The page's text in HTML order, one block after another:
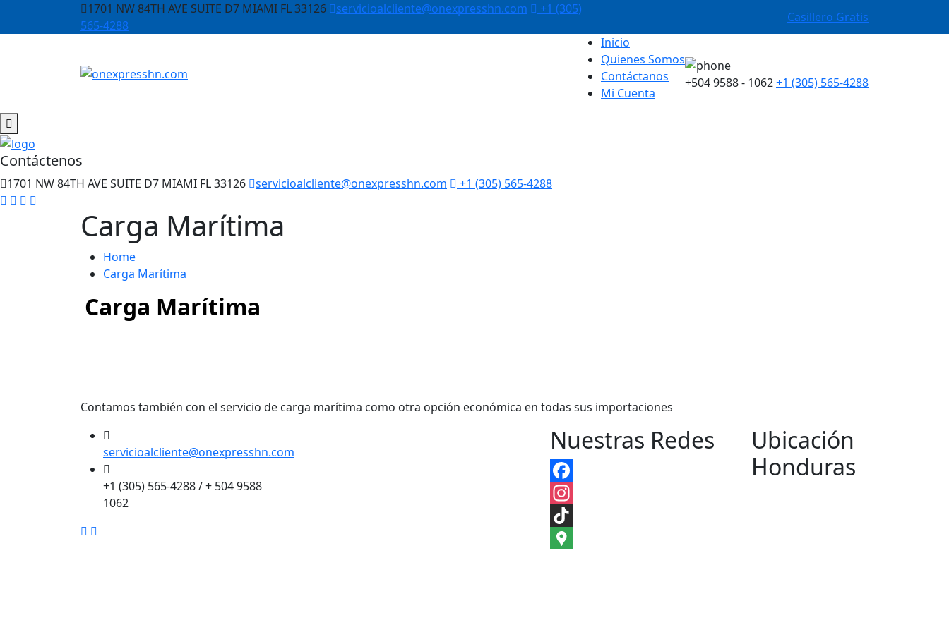
1701 NW 84TH AVE SUITE D7 MIAMI FL 33126 servicioalcliente@onexpresshn.com
+1 (305)
565-4288
Casillero Gratis
Inicio
Quienes Somos
Contáctanos
Mi Cuenta
+504 9588 - 1062+1 (305) 565-4288
Contáctenos
1701 NW 84TH AVE SUITE D7 MIAMI FL 33126 servicioalcliente@onexpresshn.com +1 (305) 565-4288
Carga Marítima
Home
Carga Marítima
Carga Marítima
Contamos también con el servicio de carga marítima como otra opción económica en todas sus importaciones
servicioalcliente@onexpresshn.com
+1 (305) 565-4288 / + 504 9588
1062
Nuestras Redes
Facebook
Instagram
TikTok
Ubicación
Honduras